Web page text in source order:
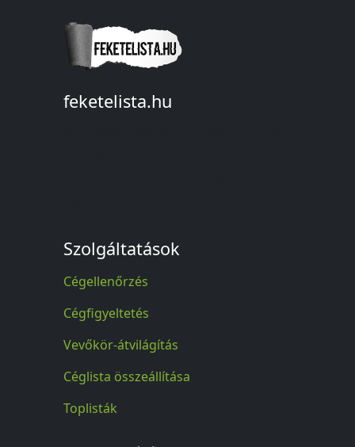
feketelista.hu
Szolgáltatások
Cégellenőrzés
Cégfigyeltetés
Vevőkör-átvilágítás
Céglista összeállítása
Toplisták